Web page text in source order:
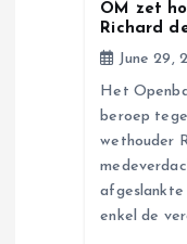
OM zet
Richard
June 29,
Het
beroep
wethouder
enkel de